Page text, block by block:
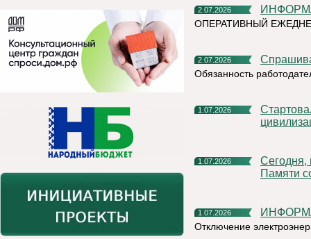
2.07.2026
ОПЕРАТИВНЫЙ
2.07.2026
Обязанность
1.07.2026
Стартовал X Международный фотоконкурс «Русская
1.07.2026
Сегодня, в День ветеранов боевых действий, в Сквере
Памяти
1.07.2026
Отключение